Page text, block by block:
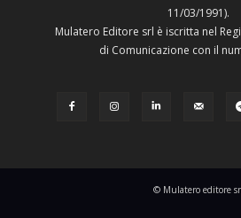
11/03/1991).
Mulatero Editore srl è iscritta nel
di Comunicazione con il
© Mulatero editore